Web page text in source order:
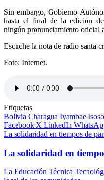
Sin embargo, Gobierno
hasta el final de la edición
ningún pronunciamiento oficial
Escuche la nota de radio santa
Foto: Internet.
Etiquetas
Bolivia Charagua Iyambae Isoso
Facebook X LinkedIn
La solidaridad en tiempos de
La solidaridad en
La Educación Técnica